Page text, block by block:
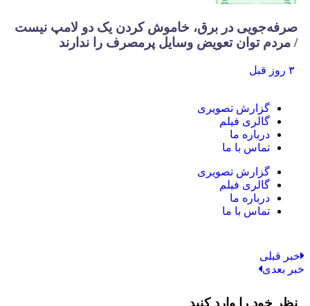
صرفه‌جویی در برق، خاموش کردن یک دو لامپ نیست
/ مردم توان تعویض وسایل پرمصرف را ندارند
گزارش تصویری
گالری فیلم
درباره ما
تماس با ما
گزارش تصویری
گالری فیلم
درباره ما
تماس با ما
خبر قبلی
خبر بعدی